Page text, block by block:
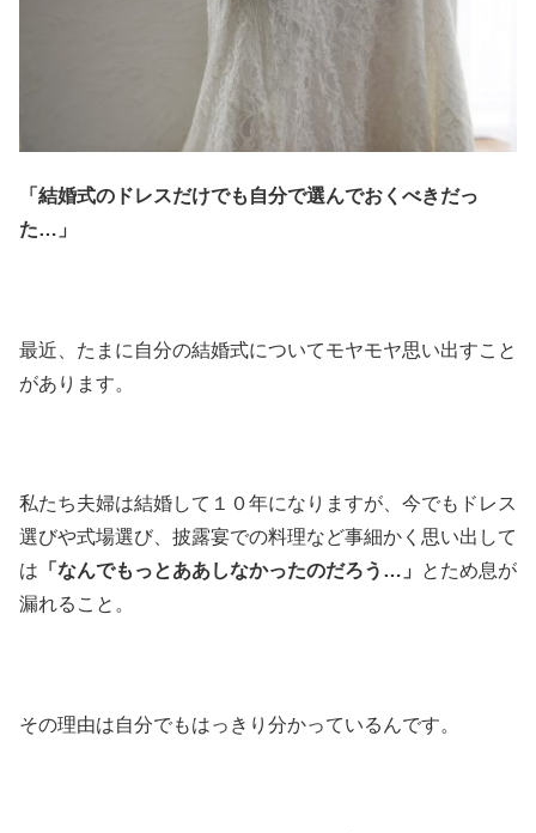
「結婚式のドレスだけでも自分で選んでおくべきだっ
た…」
最近、たまに自分の結婚式についてモヤモヤ思い出すこと
があります。
私たち夫婦は結婚して１０年になりますが、今でもドレス
選びや式場選び、披露宴での料理など事細かく思い出して
は 「なんでもっとああしなかったのだろう…」
とため息が
漏れること。
その理由は自分でもはっきり分かっているんです。